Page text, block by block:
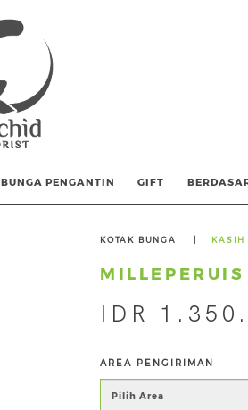
BUNGA PENGANTIN GIFT
KOTAK BUNGA KASIH
MILLEPERUIS
IDR
AREA PENGIRIMAN